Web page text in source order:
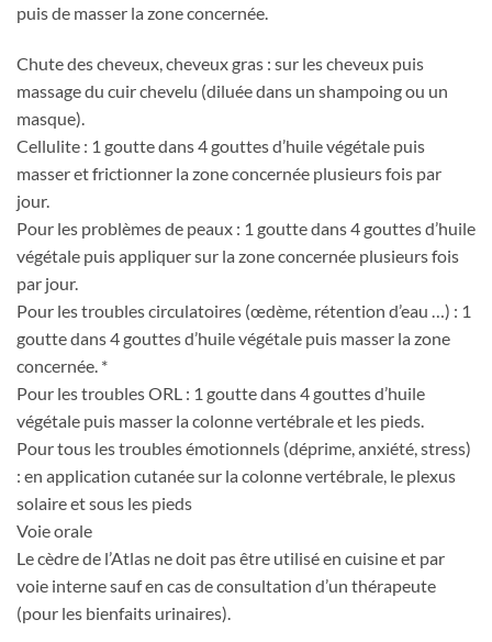
puis de masser la zone concernée.
Chute des cheveux, cheveux gras : sur les cheveux puis
massage du cuir chevelu (diluée dans un shampoing ou un
masque).
Cellulite : 1 goutte dans 4 gouttes d’huile végétale puis
masser et frictionner la zone concernée plusieurs fois par
jour.
Pour les problèmes de peaux : 1 goutte dans 4 gouttes d’huile
végétale puis appliquer sur la zone concernée plusieurs fois
par jour.
Pour les troubles circulatoires (œdème, rétention d’eau …) : 1
goutte dans 4 gouttes d’huile végétale puis masser la zone
concernée. *
Pour les troubles ORL : 1 goutte dans 4 gouttes d’huile
végétale puis masser la colonne vertébrale et les pieds.
Pour tous les troubles émotionnels (déprime, anxiété, stress)
: en application cutanée sur la colonne vertébrale, le plexus
solaire et sous les pieds
Voie orale
Le cèdre de l’Atlas ne doit pas être utilisé en cuisine et par
voie interne sauf en cas de consultation d’un thérapeute
(pour les bienfaits urinaires).